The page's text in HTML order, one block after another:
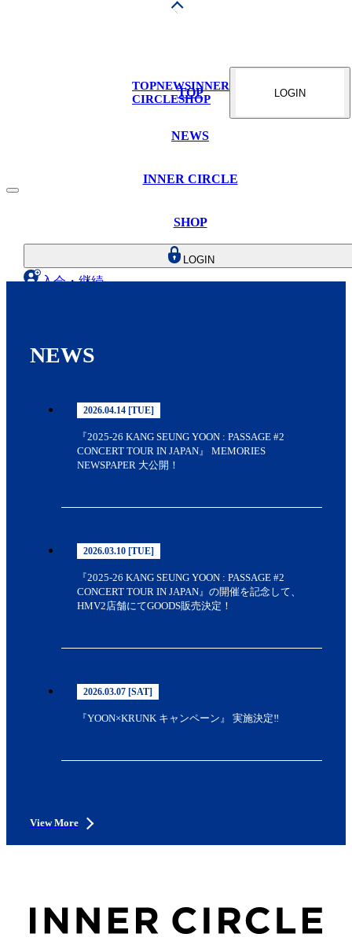
TOP
NEWS
INNER CIRCLE
SHOP
LOGIN
入会・継続
TOPNEWSINNER
CIRCLESHOP LOGIN
NEWS
2026.04.14 [TUE]
『2025-26 KANG SEUNG YOON : PASSAGE #2
CONCERT TOUR IN JAPAN』 MEMORIES
NEWSPAPER 大公開！
2026.03.10 [TUE]
『2025-26 KANG SEUNG YOON : PASSAGE #2
CONCERT TOUR IN JAPAN』の開催を記念して、
HMV2店舗にてGOODS販売決定！
2026.03.07 [SAT]
『YOON×KRUNK キャンペーン』 実施決定‼︎
View More